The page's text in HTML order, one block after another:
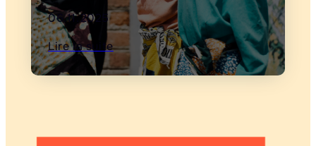
06.11.2025
Lire la suite